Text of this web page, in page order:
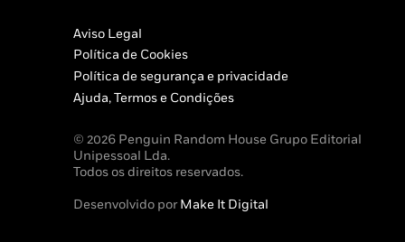
Aviso Legal
Política de Cookies
Política de segurança e privacidade
Ajuda, Termos e Condições
© 2026 Penguin Random House Grupo Editorial
Unipessoal Lda.
Todos os direitos reservados.
Desenvolvido porMake It Digital